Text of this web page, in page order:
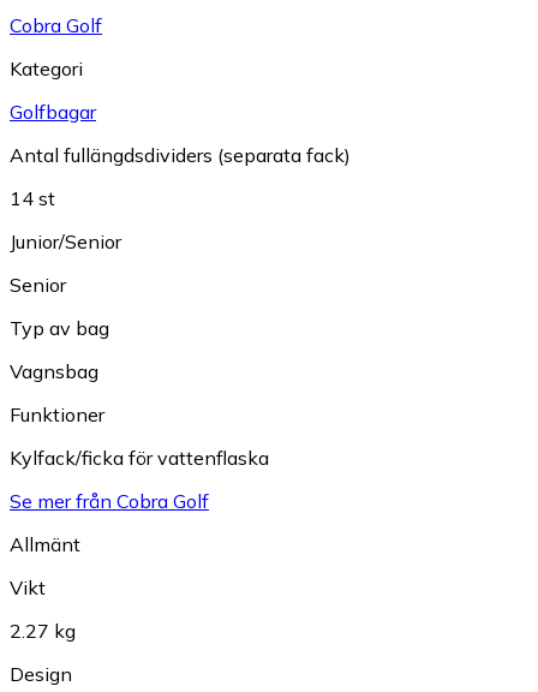
Cobra Golf
Kategori
Golfbagar
Antal fullängdsdividers (separata fack)
14 st
Junior/Senior
Senior
Typ av bag
Vagnsbag
Funktioner
Kylfack/ficka för vattenflaska
Se mer från Cobra Golf
Allmänt
Vikt
2.27 kg
Design